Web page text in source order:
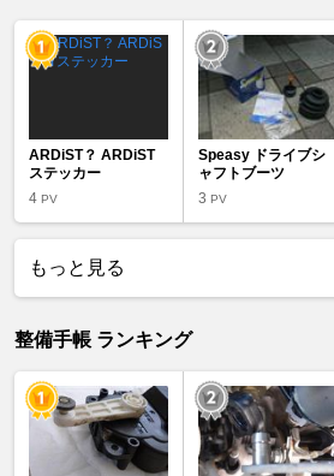
ARDiST？ ARDiST
ステッカー
4 PV
Speasy ドライブシ
ャフトブーツ
3PV
もっと見る
整備手帳 ランキング